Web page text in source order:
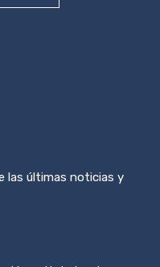
las últimas noticias y